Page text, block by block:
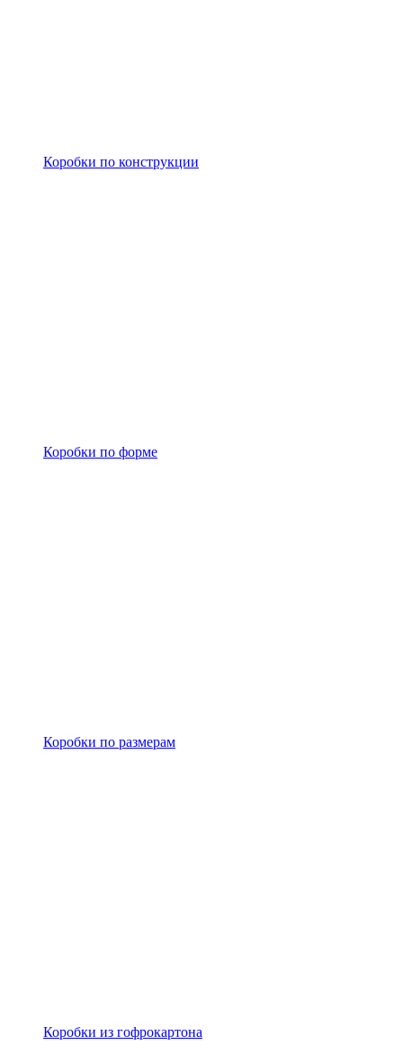
Коробки по конструкции
Коробки по форме
Коробки по размерам
Коробки из гофрокартона